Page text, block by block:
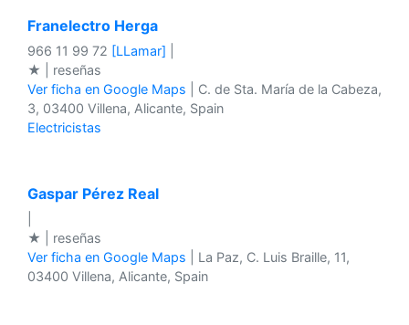
Franelectro Herga
966 11 99 72 [LLamar]
★ | reseñas
Ver ficha en Google Maps | C. de Sta. María de la Cabeza,
3, 03400 Villena, Alicante, Spain
Electricistas
Gaspar Pérez Real
★ | reseñas
Ver ficha en Google Maps | La Paz, C. Luis Braille, 11,
03400 Villena, Alicante, Spain